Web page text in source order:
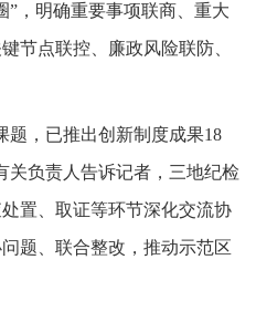
”，明确重要事项联商、重大
节点联控、廉政风险联防、
题，已推出创新制度成果18
关负责人告诉记者，三地纪检
置、取证等环节深化交流协
题、联合整改，推动示范区